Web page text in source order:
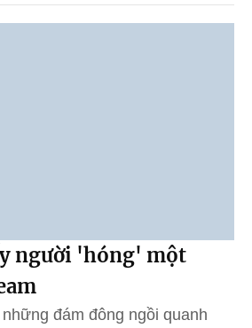
người 'hóng' một
đám đông ngồi quanh